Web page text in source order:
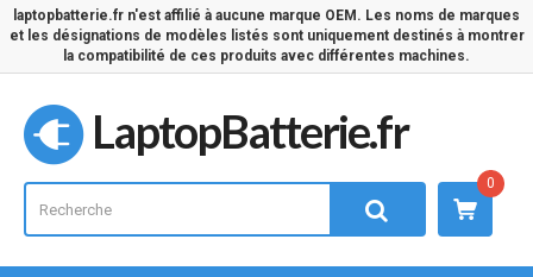
laptopbatterie.fr n'est affilié à aucune marque OEM. Les noms de marques
et les désignations de modèles listés sont uniquement destinés à montrer
la compatibilité de ces produits avec différentes machines.
LaptopBatterie.fr
0